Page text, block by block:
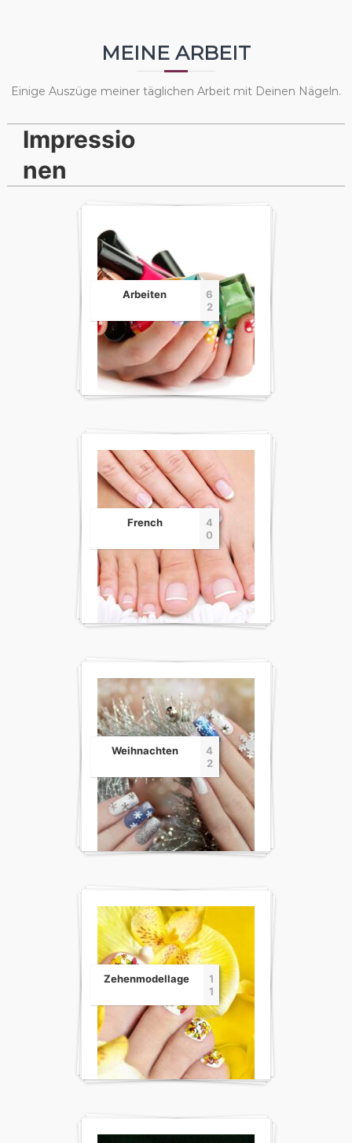
MEINE ARBEIT
Einige Auszüge meiner täglichen Arbeit mit Deinen Nägeln.
Impressio
nen
Arbeiten
6
2
French
4
0
Weihnachten
4
2
Zehenmodellage
1
1